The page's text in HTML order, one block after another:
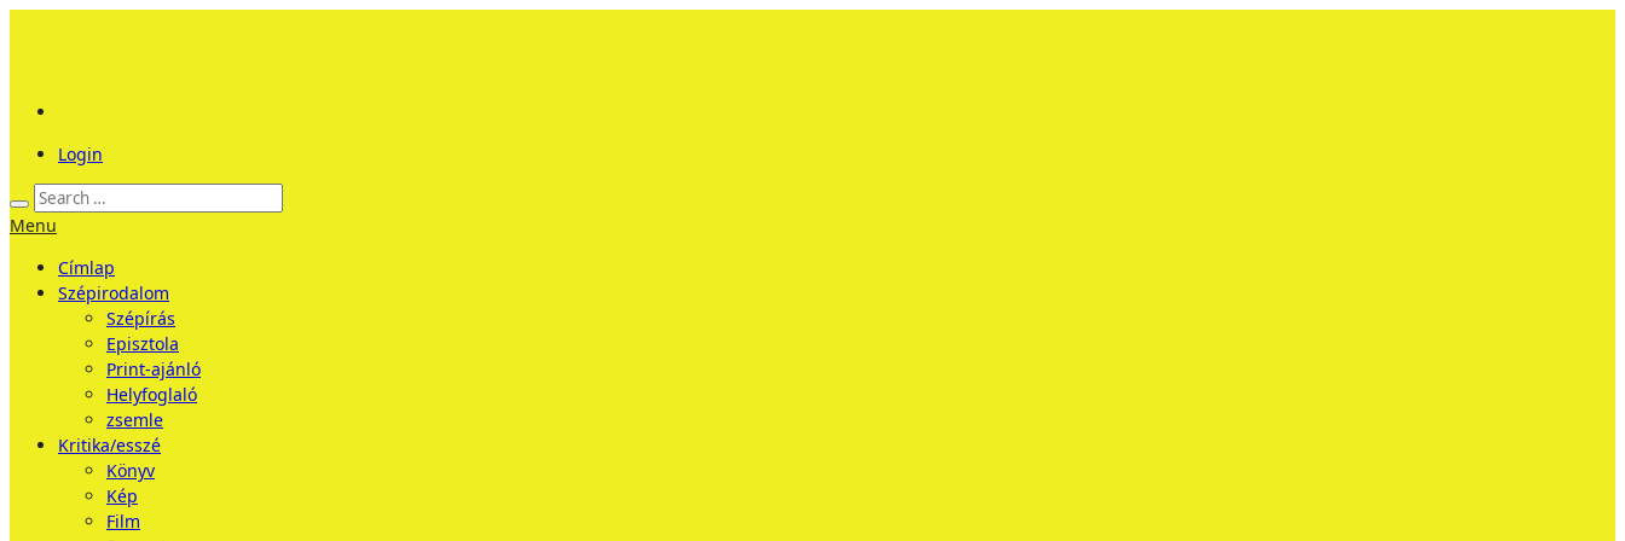
Login
Menu
Címlap
Szépirodalom
Szépírás
Episztola
Print-ajánló
Helyfoglaló
zsemle
Kritika/esszé
Könyv
Kép
Film